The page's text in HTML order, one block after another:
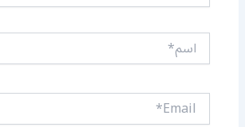
اسم*
Email*